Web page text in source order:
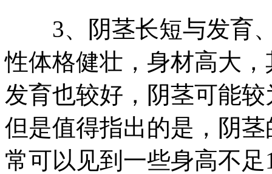
3、阴茎长短与发育、
性体格健壮，身材高大
发育也较好，阴茎可能
但是值得指出的是，阴
常可以见到一些身高不